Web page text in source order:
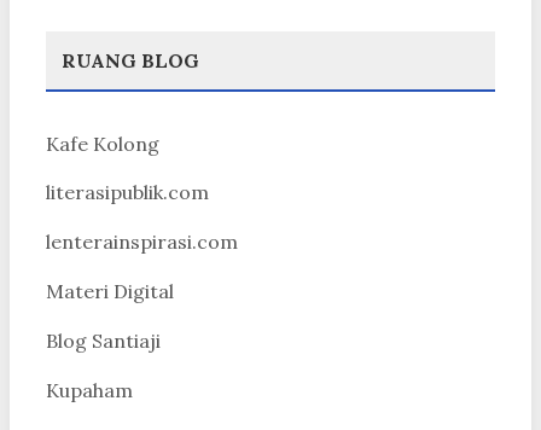
RUANG BLOG
Kafe Kolong
literasipublik.com
lenterainspirasi.com
Materi Digital
Blog Santiaji
Kupaham